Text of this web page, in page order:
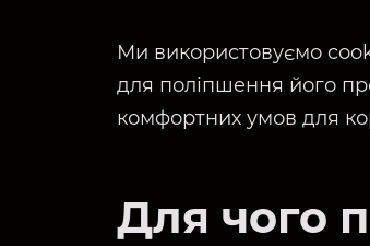
Ми використовуємо
для поліпшення його
комфортних умов для
Для чого